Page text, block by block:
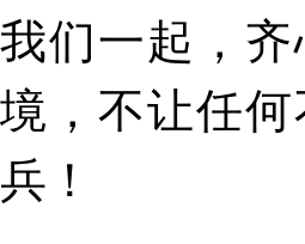
我们一起，
境，不让任
兵！